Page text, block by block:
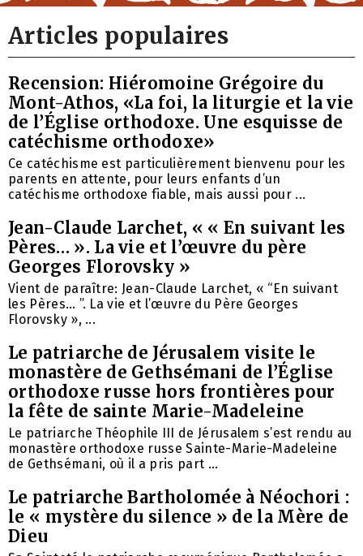
Articles populaires
Recension: Hiéromoine Grégoire du
Mont-Athos, «La foi, la liturgie et la vie
de l’Église orthodoxe. Une esquisse de
catéchisme orthodoxe»
Ce catéchisme est particulièrement bienvenu pour les
parents en attente, pour leurs enfants d’un
catéchisme orthodoxe fiable, mais aussi pour ...
Jean-Claude Larchet, « « En suivant les
Pères… ». La vie et l’œuvre du père
Georges Florovsky »
Vient de paraître: Jean-Claude Larchet, « “En suivant
les Pères… ”. La vie et l’œuvre du Père Georges
Florovsky », ...
Le patriarche de Jérusalem visite le
monastère de Gethsémani de l’Église
orthodoxe russe hors frontières pour
la fête de sainte Marie-Madeleine
Le patriarche Théophile III de Jérusalem s’est rendu au
monastère orthodoxe russe Sainte-Marie-Madeleine
de Gethsémani, où il a pris part ...
Le patriarche Bartholomée à Néochori :
le « mystère du silence » de la Mère de
Dieu